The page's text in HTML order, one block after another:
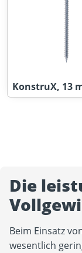
KonstruX, 13
Die
Beim Einsatz
wesentlich